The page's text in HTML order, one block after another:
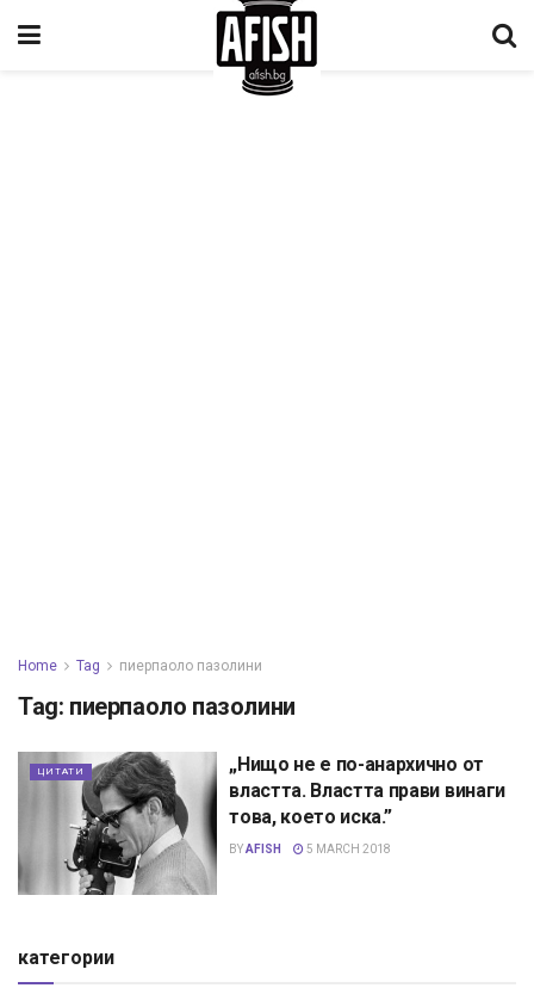
Home Tag пиерпаоло пазолини
Tag: пиерпаоло пазолини
ЦИТАТИ
„Нищо не е по-анархично от
властта. Властта прави винаги
това, което иска.”
BYAFISH 5 MARCH 2018
категории